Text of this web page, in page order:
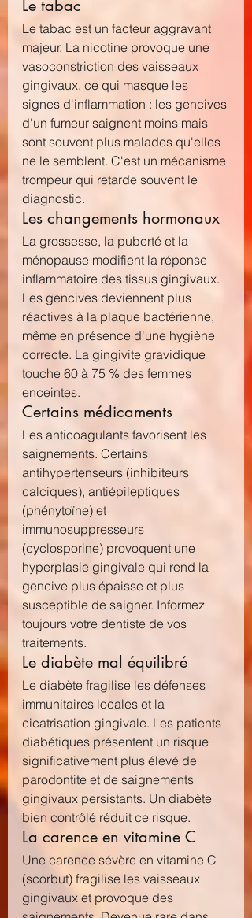
Le tabac
Le tabac est un facteur aggravant
majeur. La nicotine provoque une
vasoconstriction des vaisseaux
gingivaux, ce qui masque les
signes d'inflammation : les gencives
d'un fumeur saignent moins mais
sont souvent plus malades qu'elles
ne le semblent. C'est un mécanisme
trompeur qui retarde souvent le
diagnostic.
Les changements hormonaux
La grossesse, la puberté et la
ménopause modifient la réponse
inflammatoire des tissus gingivaux.
Les gencives deviennent plus
réactives à la plaque bactérienne,
même en présence d'une hygiène
correcte. La gingivite gravidique
touche 60 à 75 % des femmes
enceintes.
Certains médicaments
Les anticoagulants favorisent les
saignements. Certains
antihypertenseurs (inhibiteurs
calciques), antiépileptiques
(phénytoïne) et
immunosuppresseurs
(cyclosporine) provoquent une
hyperplasie gingivale qui rend la
gencive plus épaisse et plus
susceptible de saigner. Informez
toujours votre dentiste de vos
traitements.
Le diabète mal équilibré
Le diabète fragilise les défenses
immunitaires locales et la
cicatrisation gingivale. Les patients
diabétiques présentent un risque
significativement plus élevé de
parodontite et de saignements
gingivaux persistants. Un diabète
bien contrôlé réduit ce risque.
La carence en vitamine C
Une carence sévère en vitamine C
(scorbut) fragilise les vaisseaux
gingivaux et provoque des